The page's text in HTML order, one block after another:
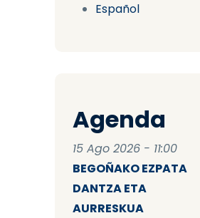
Español
Agenda
15 Ago 2026 - 11:00
BEGOÑAKO EZPATA
DANTZA ETA
AURRESKUA